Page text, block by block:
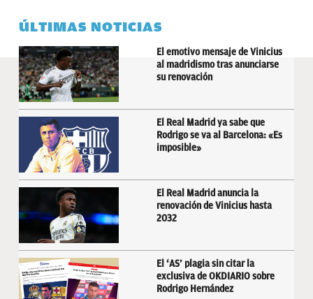
ÚLTIMAS NOTICIAS
El emotivo mensaje de Vinicius
al madridismo tras anunciarse
su renovación
El Real Madrid ya sabe que
Rodrigo se va al Barcelona: «Es
imposible»
El Real Madrid anuncia la
renovación de Vinicius hasta
2032
El ‘AS’ plagia sin citar la
exclusiva de OKDIARIO sobre
Rodrigo Hernández